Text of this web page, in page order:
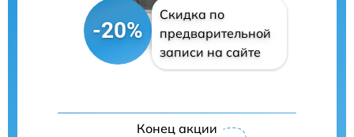
-20%
Скидка по
предварительной
записи на сайте
Конец акции